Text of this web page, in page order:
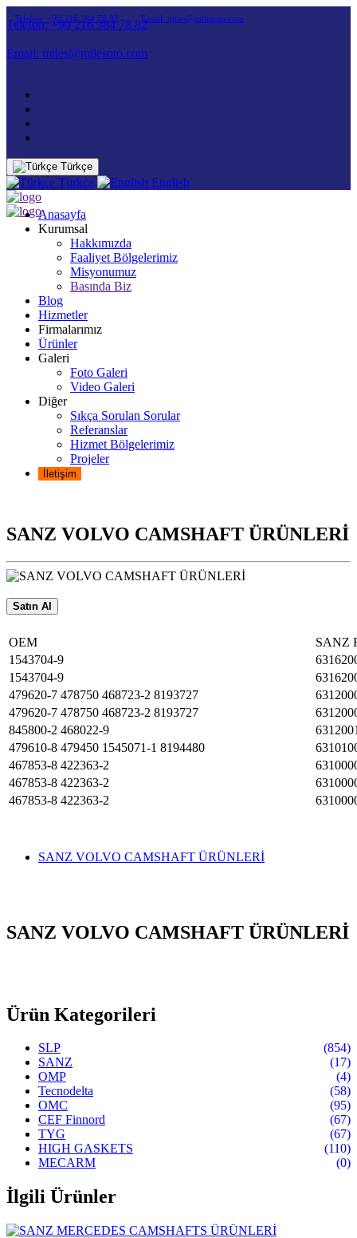
Telefon: +90 216 384 78 82 Email: miles@milesoto.com
Telefon: +90 216 384 78 82
Email: miles@milesoto.com
Türkçe
Türkçe English
Anasayfa
Kurumsal
Hakkımızda
Faaliyet Bölgelerimiz
Misyonumuz
Basında Biz
Blog
Hizmetler
Firmalarımız
Ürünler
Galeri
Foto Galeri
Video Galeri
Diğer
Sıkça Sorulan Sorular
Referanslar
Hizmet Bölgelerimiz
Projeler
İletişim
SANZ VOLVO CAMSHAFT ÜRÜNLERİ
Satın Al
OEM
SANZ
1543704-9
1543704-9
479620-7 478750 468723-2 8193727
479620-7 478750 468723-2 8193727
845800-2 468022-9
479610-8 479450 1545071-1 8194480
467853-8 422363-2
467853-8 422363-2
467853-8 422363-2
SANZ VOLVO CAMSHAFT ÜRÜNLERİ
SANZ VOLVO CAMSHAFT ÜRÜNLERİ
Ürün Kategorileri
SLP
(854)
SANZ
(17)
OMP
(4)
Tecnodelta
(58)
OMC
(95)
CEF Finnord
(67)
TYG
(67)
HIGH GASKETS
(110)
MECARM
(0)
İlgili Ürünler